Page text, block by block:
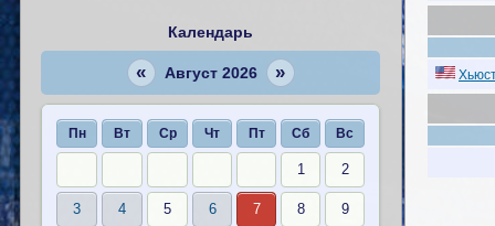
Календарь
« Август 2026 »
Пн Вт Ср Чт Пт Сб Вс
1 2
3 4 5 6 7 8 9